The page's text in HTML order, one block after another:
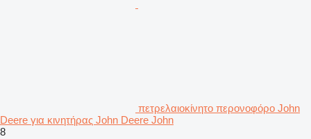
πετρελαιοκίνητο περονοφόρο John
Deere για κινητήρας John Deere John
8